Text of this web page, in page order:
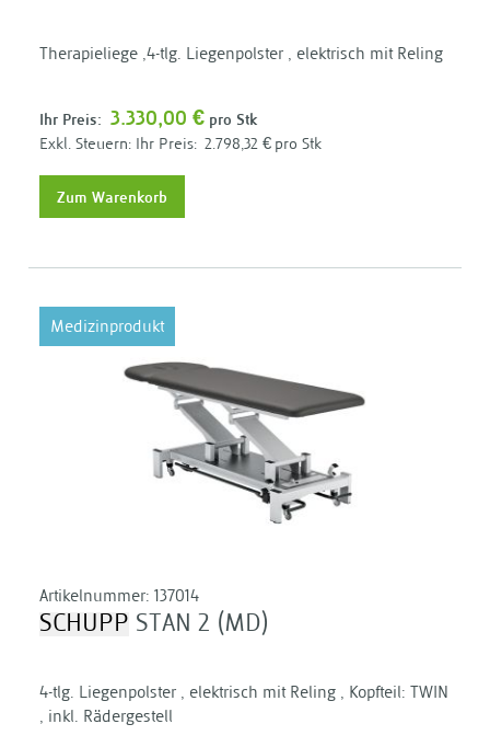
Therapieliege ,4-tlg. Liegenpolster , elektrisch mit Reling
Ihr Preis: 3.330,00 € pro Stk
Ihr Preis: 2.798,32 € pro Stk
Zum Warenkorb
Medizinprodukt
Artikelnummer: 137014
SCHUPP STAN 2 (MD)
4-tlg. Liegenpolster , elektrisch mit Reling , Kopfteil: TWIN
, inkl. Rädergestell